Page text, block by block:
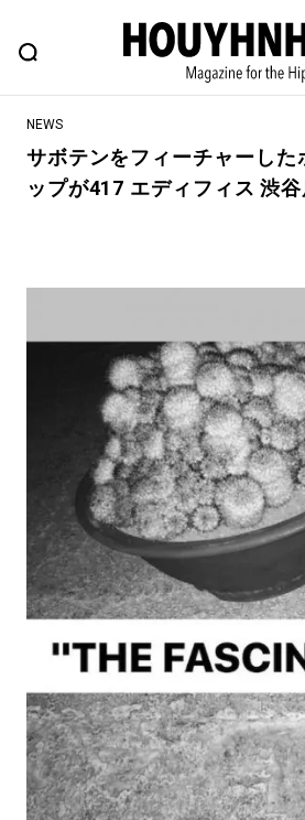
FEATURE BLOG
ヒップなファッション、カルチャー、ライフ
#路地裏てぃーん。 #MONTHLY
#GH 銘品の所以 #フイナムの
#Commune H #FOCUS IT
#ととけん #FASHION
#LIFESTYLE #SNEAKER
#SPORTS #HANDSOME
NEWS
サボテンをフィーチャーした
ップが417 エディフィス 渋谷